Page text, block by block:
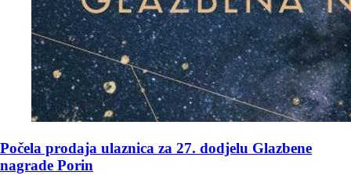
Počela prodaja ulaznica za 27. dodjelu Glazbene
nagrade Porin